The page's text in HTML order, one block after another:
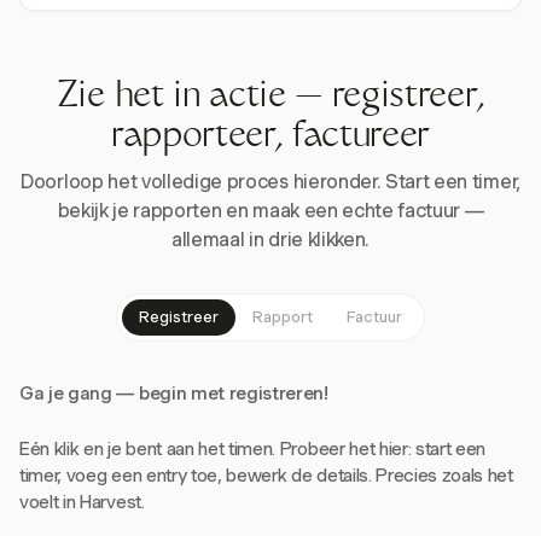
Zie het in actie — registreer,
rapporteer, factureer
Doorloop het volledige proces hieronder. Start een timer,
bekijk je rapporten en maak een echte factuur —
allemaal in drie klikken.
Registreer Rapport Factuur
Ga je gang — begin met registreren!
Eén klik en je bent aan het timen. Probeer het hier: start een
timer, voeg een entry toe, bewerk de details. Precies zoals het
voelt in Harvest.